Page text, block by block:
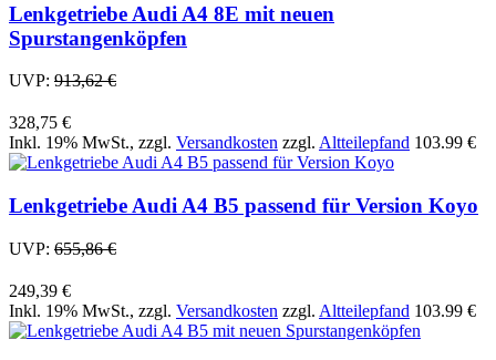
Lenkgetriebe Audi A4 8E mit neuen
Spurstangenköpfen
UVP: 913,62 €
328,75 €
Inkl. 19% MwSt., zzgl. Versandkosten zzgl. Altteilepfand 103.99 €
Lenkgetriebe Audi A4 B5 passend für Version Koyo
UVP: 655,86 €
249,39 €
Inkl. 19% MwSt., zzgl. Versandkosten zzgl. Altteilepfand 103.99 €